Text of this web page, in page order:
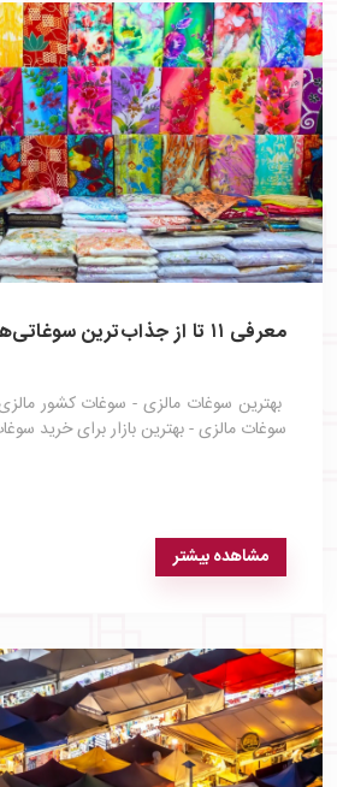
معرفی ۱۱ تا از جذاب‌ترین سوغاتی‌های مالزی
بهترین سوغات مالزی - سوغات کشور
سوغات مالزی - بهترین بازار برای خرید
مشاهده بیشتر